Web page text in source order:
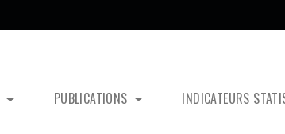
PUBLICATIONS INDICATEURS